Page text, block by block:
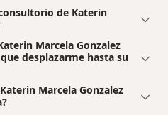
de Katerin
Marcela Gonzalez
desplazarme hasta su
Marcela Gonzalez